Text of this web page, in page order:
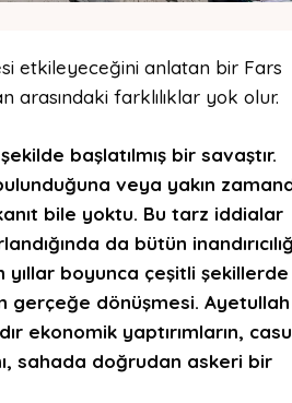
etkileyeceğini anlatan bir Fars
arasındaki farklılıklar yok olur.
başlatılmış bir savaştır.
veya yakın
bile yoktu. Bu tarz iddialar
da bütün
yıllar boyunca çeşitli şekillerde
gerçeğe dönüşmesi. Ayetullah
ekonomik yaptırımların,
sahada doğrudan askeri bir